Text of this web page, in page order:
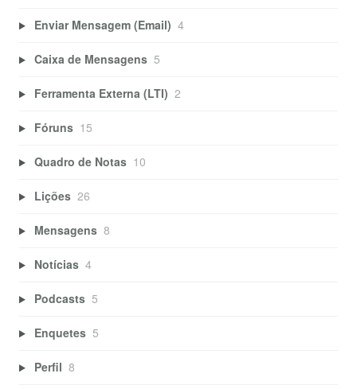
Enviar Mensagem (Email) 4
Caixa de Mensagens 5
Ferramenta Externa (LTI) 2
Fóruns 15
Quadro de Notas 10
Lições 26
Mensagens 8
Notícias 4
Podcasts 5
Enquetes 5
Perfil 8